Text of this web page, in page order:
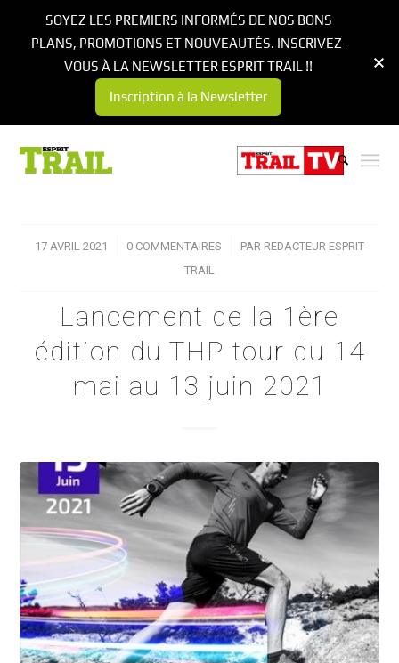
17 AVRIL 2021
/ 0 COMMENTAIRES
/ PAR REDACTEUR ESPRIT
TRAIL
Lancement de la 1ère
édition du THP tour du 14
mai au 13 juin 2021
SOYEZ LES PREMIERS INFORMÉS DE NOS BONS
PLANS, PROMOTIONS ET NOUVEAUTÉS. INSCRIVEZ-
VOUS À LA NEWSLETTER ESPRIT TRAIL !!
Inscription à la Newsletter